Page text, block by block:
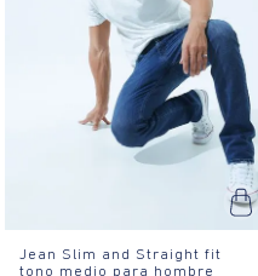
Jean Slim and Straight fit
tono medio para hombre